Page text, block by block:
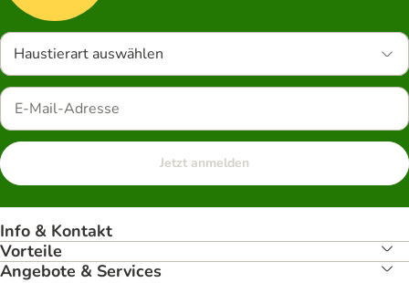
Haustierart auswählen
Jetzt anmelden
Info & Kontakt
Vorteile
Angebote & Services